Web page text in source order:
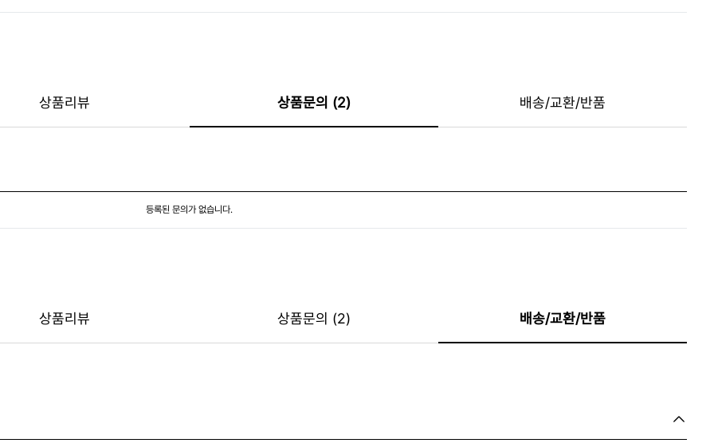
상품리뷰 상품문의 (2) 배송/교환/반품
등록된 문의가 없습니다.
상품리뷰 상품문의 (2) 배송/교환/반품